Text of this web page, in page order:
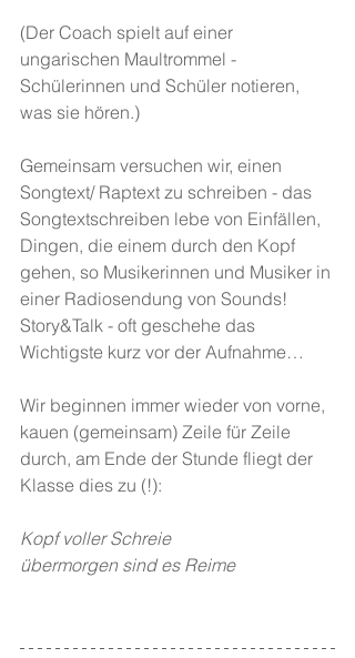
(Der Coach spielt auf einer
ungarischen Maultrommel -
Schülerinnen und Schüler notieren,
was sie hören.)
Gemeinsam versuchen wir, einen
Songtext/ Raptext zu schreiben - das
Songtextschreiben lebe von Einfällen,
Dingen, die einem durch den Kopf
gehen, so Musikerinnen und Musiker in
einer Radiosendung von Sounds!
Story&Talk - oft geschehe das
Wichtigste kurz vor der Aufnahme…
Wir beginnen immer wieder von vorne,
kauen (gemeinsam) Zeile für Zeile
durch, am Ende der Stunde fliegt der
Klasse dies zu (!):
Kopf voller Schreie
übermorgen sind es Reime